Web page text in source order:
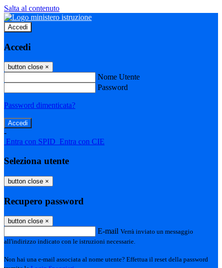
Salta al contenuto
Accedi
Accedi
button close ×
Nome Utente
Password
Password dimenticata?
-
Entra con SPID Entra con CIE
Seleziona utente
button close ×
Recupero password
button close ×
E-mail Verrà inviato un messaggio
all'indirizzo indicato con le istruzioni necessarie.
Non hai una e-mail associata al nome utente? Effettua il reset della password